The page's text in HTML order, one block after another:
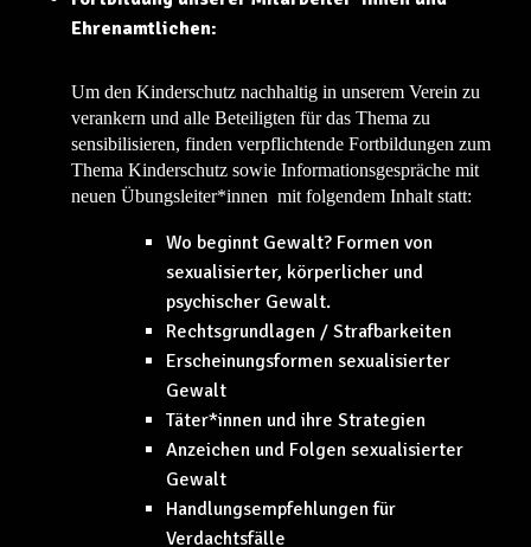
Ehrenamtlichen:
Um den Kinderschutz nachhaltig in unserem Verein zu
verankern und alle Beteiligten für das Thema zu
sensibilisieren, finden verpflichtende Fortbildungen zum
Thema Kinderschutz sowie Informationsgespräche mit
neuen Übungsleiter*innen mit folgendem Inhalt statt:
Wo beginnt Gewalt? Formen von
sexualisierter, körperlicher und
psychischer Gewalt.
Rechtsgrundlagen / Strafbarkeiten
Erscheinungsformen sexualisierter
Gewalt
Täter*innen und ihre Strategien
Anzeichen und Folgen sexualisierter
Gewalt
Handlungsempfehlungen für
Verdachtsfälle